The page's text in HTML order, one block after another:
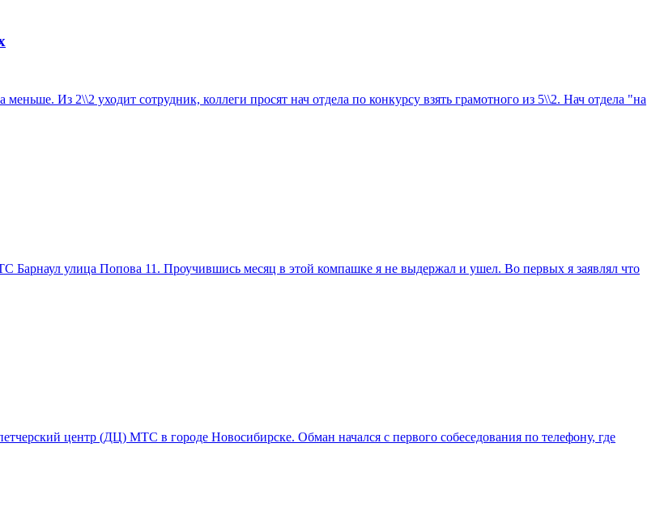
Из 2\\2 уходит сотрудник, коллеги просят нач отдела по конкурсу взять грамотного из 5\\2. Нач отдела "на
Барнаул улица Попова 11. Проучившись месяц в этой компашке я не выдержал и ушел. Во первых я заявлял что
центр (ДЦ) МТС в городе Новосибирске. Обман начался с первого собеседования по телефону, где